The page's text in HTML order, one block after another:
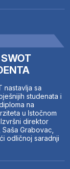
nastavlja sa
studenata i
na
u Istočnom
direktor
Grabovac,
odličnoj saradnji